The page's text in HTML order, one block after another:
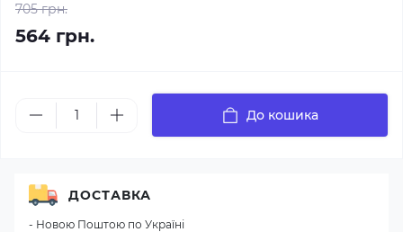
705 грн.
564 грн.
До кошика
ДОСТАВКА
- Новою Поштою по Україні